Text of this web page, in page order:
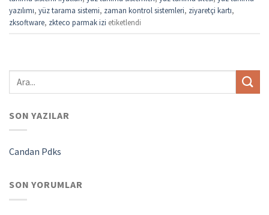
yazılımı, yüz tarama sistemi, zaman kontrol sistemleri, ziyaretçi kartı,
zksoftware, zkteco parmak izi etiketlendi
SON YAZILAR
Candan Pdks
SON YORUMLAR